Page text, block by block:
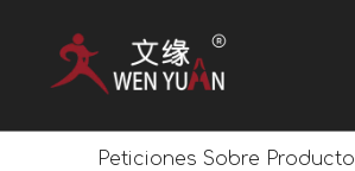
Peticiones Sobre Producto